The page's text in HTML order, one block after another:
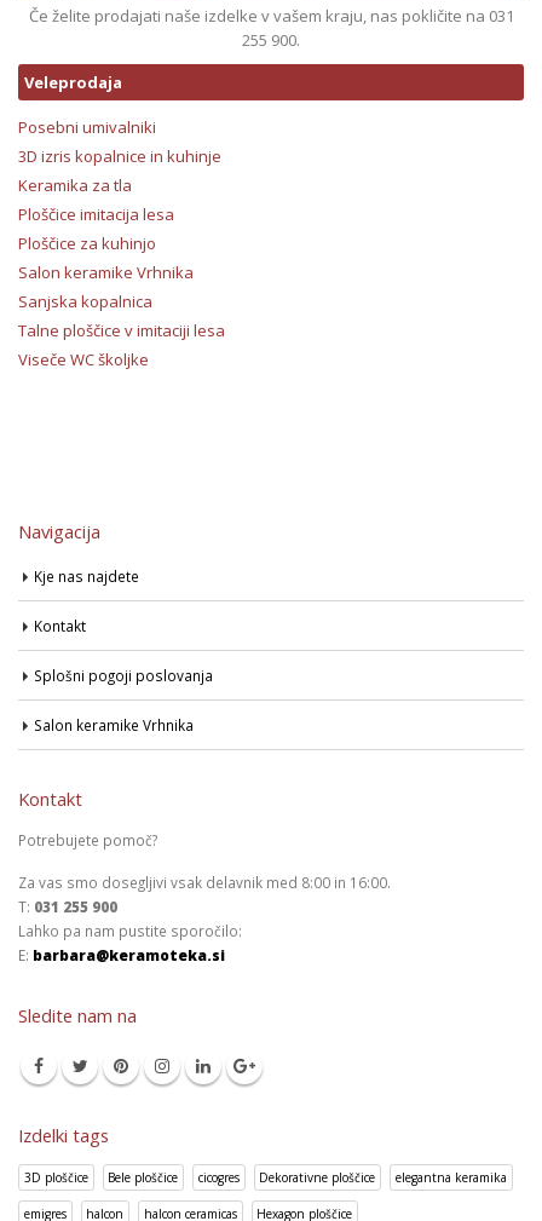
Če želite prodajati naše izdelke v vašem kraju, nas pokličite na 031
255 900.
Veleprodaja
Posebni umivalniki
3D izris kopalnice in kuhinje
Keramika za tla
Ploščice imitacija lesa
Ploščice za kuhinjo
Salon keramike Vrhnika
Sanjska kopalnica
Talne ploščice v imitaciji lesa
Viseče WC školjke
Navigacija
Kje nas najdete
Kontakt
Splošni pogoji poslovanja
Salon keramike Vrhnika
Kontakt
Potrebujete pomoč?
Za vas smo dosegljivi vsak delavnik med 8:00 in 16:00.
T: 031 255 900
Lahko pa nam pustite sporočilo:
E: barbara@keramoteka.si
Sledite nam na
Izdelki tags
3D ploščice Bele ploščice cicogres Dekorativne ploščice elegantna keramika
emigres halcon halcon ceramicas Hexagon ploščice